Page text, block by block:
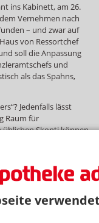
ins Kabinett, am 26.
Vernehmen nach
– und zwar auf
von Ressortchef
soll die Anpassung
und
als das Spahns,
Jedenfalls lässt
Raum für
üblichen Skonti können
und Rabatte nur
Wenn für den BGH
war, dann
die Vorgabe, dass
wie handelsüblich
Regelung finden,